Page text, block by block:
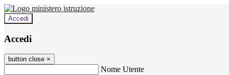
Accedi
Accedi
button close ×
Nome Utente